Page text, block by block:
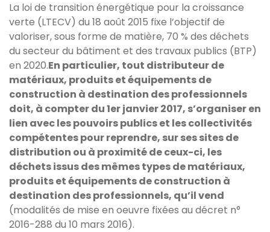
La loi de transition énergétique pour la croissance
verte (LTECV) du 18 août 2015 fixe l’objectif de
valoriser, sous forme de matière, 70 % des déchets
du secteur du bâtiment et des travaux publics (BTP)
en 2020.En particulier, tout distributeur de
matériaux, produits et équipements de
construction à destination des professionnels
doit, à compter du 1er janvier 2017, s’organiser en
lien avec les pouvoirs publics et les collectivités
compétentes pour reprendre, sur ses sites de
distribution ou à proximité de ceux-ci, les
déchets issus des mêmes types de matériaux,
produits et équipements de construction à
destination des professionnels, qu’il vend
(modalités de mise en oeuvre fixées au décret n°
2016-288 du 10 mars 2016).